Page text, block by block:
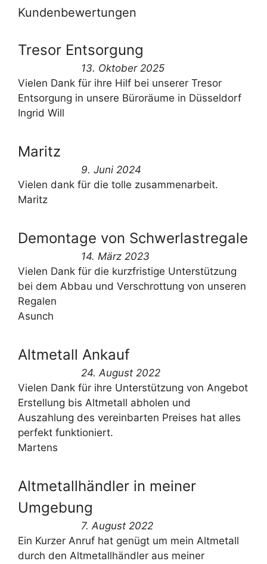
Kundenbewertungen
Tresor Entsorgung
13. Oktober 2025
Vielen Dank für ihre Hilf bei unserer Tresor
Entsorgung in unsere Büroräume in Düsseldorf
Ingrid Will
Maritz
9. Juni 2024
Vielen dank für die tolle zusammenarbeit.
Maritz
Demontage von Schwerlastregale
14. März 2023
Vielen Dank für die kurzfristige Unterstützung
bei dem Abbau und Verschrottung von unseren
Regalen
Asunch
Altmetall Ankauf
24. August 2022
Vielen Dank für ihre Unterstützung von Angebot
Erstellung bis Altmetall abholen und
Auszahlung des vereinbarten Preises hat alles
perfekt funktioniert.
Martens
Altmetallhändler in meiner
Umgebung
7. August 2022
Ein Kurzer Anruf hat genügt um mein Altmetall
durch den Altmetallhändler aus meiner